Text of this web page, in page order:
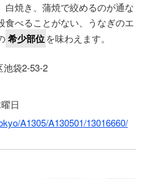
白焼き、蒲焼で絞めるのが通な
食べることがない、うなぎのエ
希少部位を味わえます。
池袋2-53-2
日
A1305/A130501/13016660/